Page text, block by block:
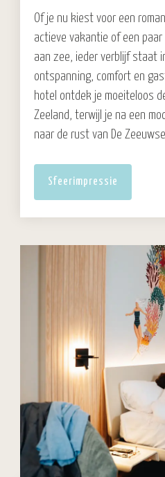
Of je nu kiest voor een
actieve vakantie of een
aan zee, ieder verblijf staat
ontspanning, comfort en
hotel ontdek je moeiteloos
Zeeland, terwijl je na een
naar de rust van De
Sfeerimpressie